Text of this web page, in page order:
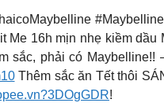
16h mịn nhẹ kiềm
sắc, phải có
Thêm sắc ăn Tết thôi
!